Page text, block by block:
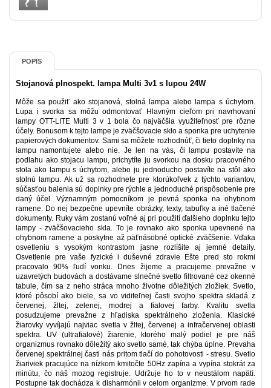
POPIS
Stojanová plnospekt. lampa Multi 3v1 s lupou 24W
Môže sa použiť ako stojanová, stolná lampa alebo lampa s úchytom.
Lupa i svorka sa môžu odmontovať Hlavným cieľom pri navrhovaní
lampy OTT-LITE Multi 3 v 1 bola čo najväčšia využiteľnosť pre rôzne
účely. Bonusom k tejto lampe je zväčšovacie sklo a sponka pre uchytenie
papierových dokumentov. Sami sa môžete rozhodnúť, či tieto doplnky na
lampu namontujete alebo nie. Je len na vás, či lampu postavíte na
podlahu ako stojacu lampu, prichytíte ju svorkou na dosku pracovného
stola ako lampu s úchytom, alebo ju jednoducho postavíte na stôl ako
stolnú lampu. Ak už sa rozhodnete pre ktorúkoľvek z týchto variantov,
súčasťou balenia sú doplnky pre rýchle a jednoduché prispôsobenie pre
daný účel. Významným pomocníkom je pevná sponka na ohybnom
ramene. Do nej bezpečne upevníte obrázky, texty, tabuľky a iné tlačené
dokumenty. Ruky vám zostanú voľné aj pri použití ďalšieho doplnku tejto
lampy - zväčšovacieho skla. To je rovnako ako sponka upevnené na
ohybnom ramene a poskytne až päťnásobné optické zväčšenie. Vďaka
osvetleniu s vysokým kontrastom jasne rozlíšite aj jemné detaily.
Osvetlenie pre vaše fyzické i duševné zdravie Ešte pred sto rokmi
pracovalo 90% ľudí vonku. Dnes žijeme a pracujeme prevažne v
uzavretých budovách a dostávame slnečné svetlo filtrované cez okenné
tabule, čím sa z neho stráca mnoho životne dôležitých zložiek. Svetlo,
ktoré pôsobí ako biele, sa vo viditeľnej časti svojho spektra skladá z
červenej, žltej, zelenej, modrej a fialovej farby. Kvalitu svetla
posudzujeme prevažne z hľadiska spektrálneho zloženia. Klasické
žiarovky vyvíjajú najviac svetla v žltej, červenej a infračervenej oblasti
spektra. UV (ultrafialové) žiarenie, ktorého malý podiel je pre náš
organizmus rovnako dôležitý ako svetlo samé, tak chýba úplne. Prevaha
červenej spektrálnej časti nás pritom tlačí do pohotovosti - stresu. Svetlo
žiariviek pracujúce na nízkom kmitočte 50Hz zapína a vypína stokrát za
minútu, čo náš mozog registruje. Udržuje ho to v neustálom napätí.
Postupne tak dochádza k disharmónii v celom organizme. V prvom rade